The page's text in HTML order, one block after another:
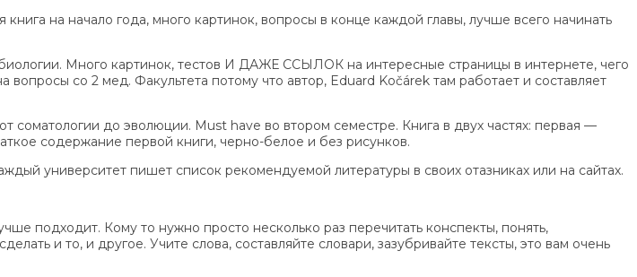
на начало года, много картинок, вопросы в конце каждой главы, лучше всего начинать
Много картинок, тестов И ДАЖЕ ССЫЛОК на интересные страницы в интернете, чего
со 2 мед. Факультета потому что автор, Eduard Kočárek там работает и составляет
соматологии до эволюции. Must have во втором семестре. Книга в двух частях: первая —
содержание первой книги, черно-белое и без рисунков.
университет пишет список рекомендуемой литературы в своих отазниках или на сайтах.
подходит. Кому то нужно просто несколько раз перечитать конспекты, понять,
и то, и другое. Учите слова, составляйте словари, зазубривайте тексты, это вам очень